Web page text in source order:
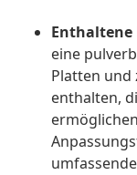
Enthaltene
eine
Platten und
enthalten,